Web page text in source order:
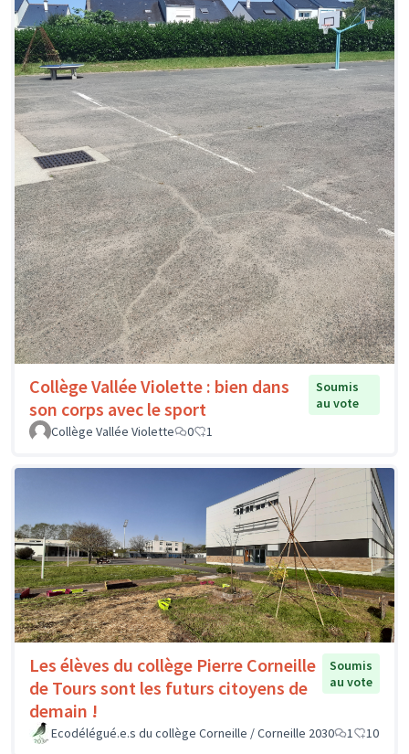
Collège Vallée Violette : bien dans
son corps avec le sport
Soumis
au vote
Collège Vallée Violette
0 1
Les élèves du collège Pierre Corneille
de Tours sont les futurs citoyens de
demain !
Soumis
au vote
Ecodélégué.e.s du collège Corneille / Corneille 2030 1 10